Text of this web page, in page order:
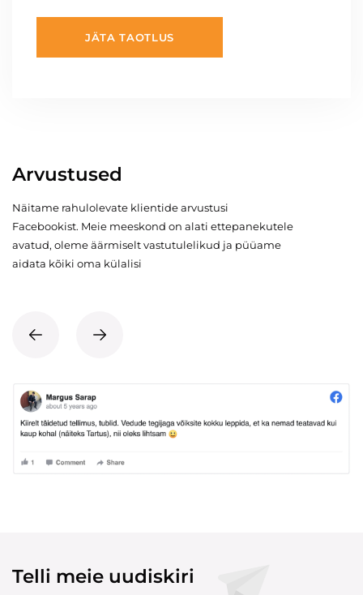
JÄTA TAOTLUS
Arvustused
Näitame rahulolevate klientide arvustusi
Facebookist. Meie meeskond on alati ettepanekutele
avatud, oleme äärmiselt vastutulelikud ja püüame
aidata kõiki oma külalisi
Telli meie uudiskiri